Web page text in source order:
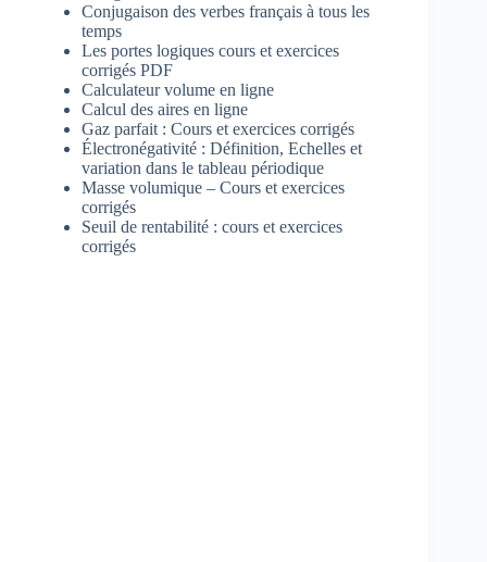
Conjugaison des verbes français à tous les
temps
Les portes logiques cours et exercices
corrigés PDF
Calculateur volume en ligne
Calcul des aires en ligne
Gaz parfait : Cours et exercices corrigés
Électronégativité : Définition, Echelles et
variation dans le tableau périodique
Masse volumique – Cours et exercices
corrigés
Seuil de rentabilité : cours et exercices
corrigés